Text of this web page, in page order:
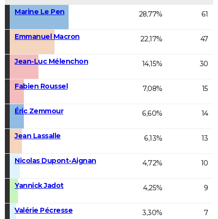
Marine Le Pen
28,77% 61
Emmanuel Macron 22,17% 47
Jean-Luc Mélenchon 14,15% 30
Fabien Roussel 7,08% 15
Éric Zemmour 6,60% 14
Jean Lassalle 6,13% 13
Nicolas Dupont-Aignan 4,72% 10
Yannick Jadot 4,25% 9
Valérie Pécresse 3,30% 7